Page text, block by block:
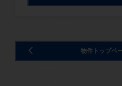
物件トップペ